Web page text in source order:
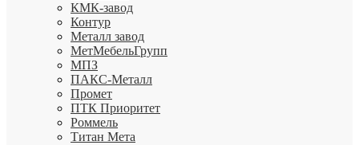
КМК-завод
Контур
Металл завод
МетМебельГрупп
МПЗ
ПАКС-Металл
Промет
ПТК Приоритет
Роммель
Титан Мета